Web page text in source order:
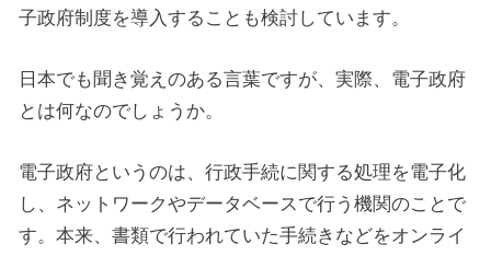
子政府制度を導入することも検討しています。
日本でも聞き覚えのある言葉ですが、実際、電子政府
とは何なのでしょうか。
電子政府というのは、行政手続に関する処理を電子化
し、ネットワークやデータベースで行う機関のことで
す。本来、書類で行われていた手続きなどをオンライ